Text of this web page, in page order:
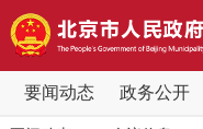
要闻动态 政务公开
要闻动态